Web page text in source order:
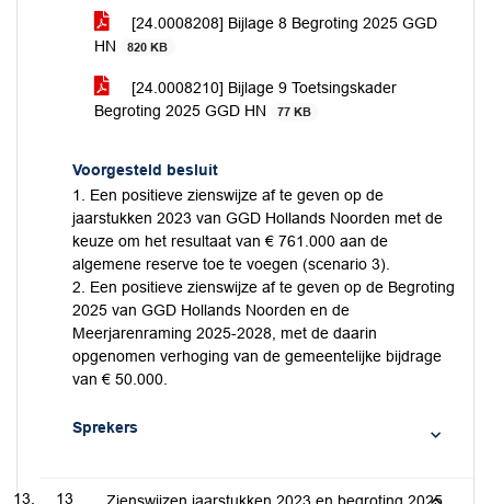
[24.0008208] Bijlage 8 Begroting 2025 GGD
HN
820 KB
[24.0008210] Bijlage 9 Toetsingskader
Begroting 2025 GGD HN
77 KB
Voorgesteld besluit
1. Een positieve zienswijze af te geven op de
jaarstukken 2023 van GGD Hollands Noorden met de
keuze om het resultaat van € 761.000 aan de
algemene reserve toe te voegen (scenario 3).
2. Een positieve zienswijze af te geven op de Begroting
2025 van GGD Hollands Noorden en de
Meerjarenraming 2025-2028, met de daarin
opgenomen verhoging van de gemeentelijke bijdrage
van € 50.000.
Sprekers
13